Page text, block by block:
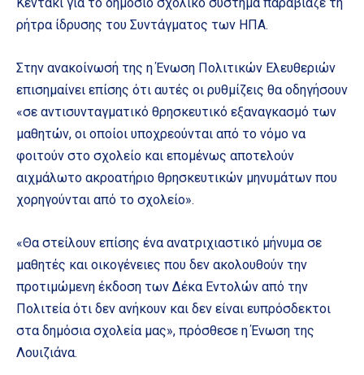
ρήτρα ίδρυσης του Συντάγματος των ΗΠΑ.
Στην ανακοίνωσή της η Ένωση Πολιτικών Ελευθεριών
επισημαίνει επίσης ότι αυτές οι ρυθμίζεις θα οδηγήσουν
«σε αντισυνταγματικό θρησκευτικό εξαναγκασμό των
μαθητών, οι οποίοι υποχρεούνται από το νόμο να
φοιτούν στο σχολείο και επομένως αποτελούν
αιχμάλωτο ακροατήριο θρησκευτικών μηνυμάτων που
χορηγούνται από το σχολείο».
«Θα στείλουν επίσης ένα ανατριχιαστικό μήνυμα σε
μαθητές και οικογένειες που δεν ακολουθούν την
προτιμώμενη έκδοση των Δέκα Εντολών από την
Πολιτεία ότι δεν ανήκουν και δεν είναι ευπρόσδεκτοι
στα δημόσια σχολεία μας», πρόσθεσε η Ένωση της
Λουιζιάνα.